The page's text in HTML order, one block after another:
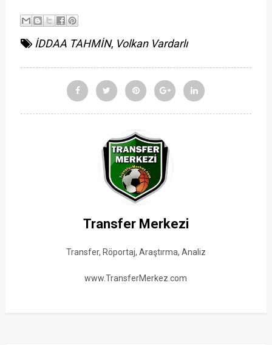
İDDAA TAHMİN, Volkan Vardarlı
Transfer Merkezi
Transfer, Röportaj, Araştırma, Analiz
www.TransferMerkez.com